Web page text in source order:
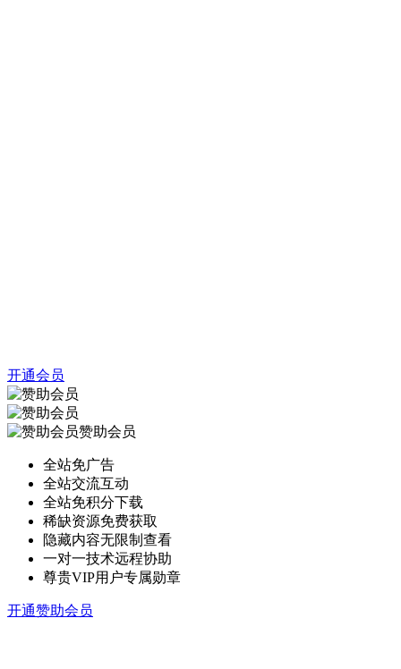
开通会员
赞助会员
全站免广告
全站交流互动
全站免积分下载
稀缺资源免费获取
隐藏内容无限制查看
一对一技术远程协助
尊贵VIP用户专属勋章
开通赞助会员